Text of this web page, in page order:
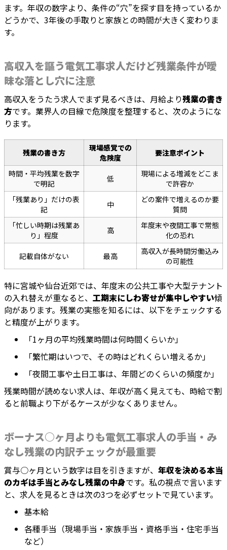
ます。年収の数字より、条件の“穴”を探す目を持っているか
どうかで、3年後の手取りと家族との時間が大きく変わりま
す。
高収入を謳う電気工事求人だけど残業条件が曖
昧な落とし穴に注意
高収入をうたう求人でまず見るべきは、月給より残業の書き
方です。業界人の目線で危険度を整理すると、次のようにな
ります。
残業の書き方
現場感覚での
危険度
要注意ポイント
時間・平均残業を数字
で明記
低
現場による増減をどこま
で許容か
「残業あり」だけの表
記
中
どの案件で増えるのか要
質問
「忙しい時期は残業あ
り」程度
高
年度末や夜間工事で常態
化の恐れ
記載自体がない 最高
高収入が長時間労働込み
の可能性
特に宮城や仙台近郊では、年度末の公共工事や大型テナント
の入れ替えが重なると、 工期末にしわ寄せが集中しやすい傾
向があります。残業の実態を知るには、以下をチェックする
と精度が上がります。
「1ヶ月の平均残業時間は何時間くらいか」
「繁忙期はいつで、その時はどれくらい増えるか」
「夜間工事や土日工事は、年間どのくらいの頻度か」
残業時間が読めない求人は、年収が高く見えても、時給で割
ると前職より下がるケースが少なくありません。
ボーナス○ヶ月よりも電気工事求人の手当・み
なし残業の内訳チェックが最重要
賞与○ヶ月という数字は目を引きますが、 年収を決める本当
のカギは手当とみなし残業の中身です。私の視点で言います
と、求人を見るときは次の3つを必ずセットで見ています。
基本給
各種手当（現場手当・家族手当・資格手当・住宅手当
など）